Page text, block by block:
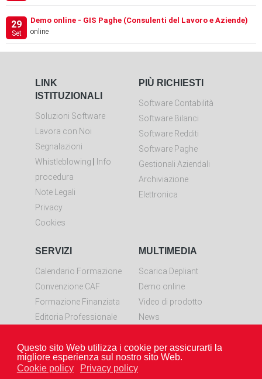
Questo sito Web utilizza i cookie per assicurarti la
migliore esperienza sul nostro sito Web.
Cookie policy
Privacy policy
29
Set
Demo online - GIS Paghe (Consulenti del Lavoro e Aziende)
online
LINK
ISTITUZIONALI
Soluzioni Software
Lavora con Noi
Segnalazioni
Whistleblowing | Info
procedura
Note Legali
Privacy
Cookies
PIÙ RICHIESTI
Software Contabilità
Software Bilanci
Software Redditi
Software Paghe
Gestionali Aziendali
Archiviazione
Elettronica
SERVIZI
Calendario Formazione
Convenzione CAF
Formazione Finanziata
Editoria Professionale
Scarica LiveResolve per
Windows
MULTIMEDIA
Scarica Depliant
Demo online
Video di prodotto
News